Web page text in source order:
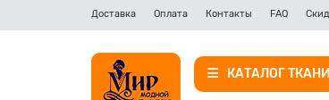
Доставка Оплата Контакты FAQ
КАТАЛОГ ТКАНИ